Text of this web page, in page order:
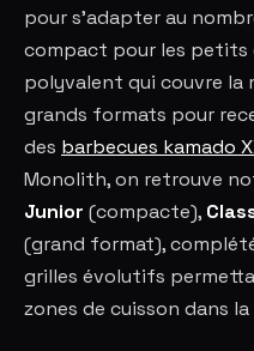
pour s'adapter au
compact pour les petits
polyvalent qui couvre la
grands formats pour
des barbecues kamado
Monolith, on retrouve
Junior (compacte),
(grand format),
grilles évolutifs
zones de cuisson dans la